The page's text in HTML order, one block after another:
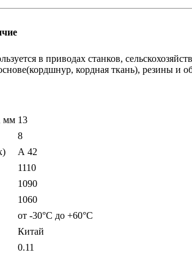
в приводах станков,
кордная ткань), резины и
мм 13
8
А 42
1110
1090
1060
от -30°C до +60°C
Китай
0.11